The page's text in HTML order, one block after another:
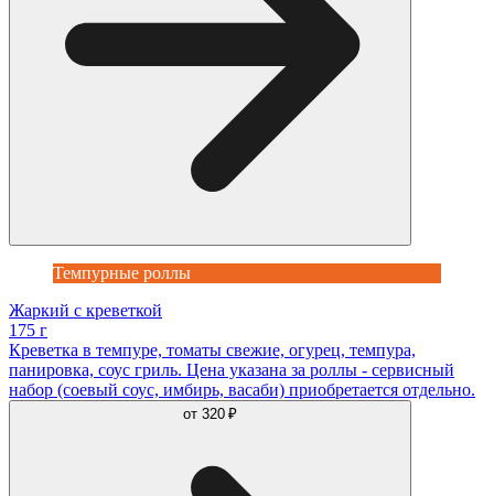
Темпурные роллы
Жаркий с креветкой
175 г
Креветка в темпуре, томаты свежие, огурец, темпура,
панировка, соус гриль. Цена указана за роллы - сервисный
набор (соевый соус, имбирь, васаби) приобретается отдельно.
от 320 ₽